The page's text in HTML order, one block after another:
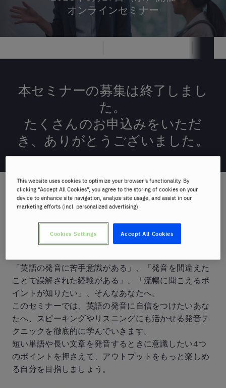
オンラインセミナー
本セミナーの募集は終了しまし
た。
たくさんのお申込みをいただ
き、ありがとうございました。
セミナー概要
発音のエキスパート直伝！流暢に聞こえる発音のポイ
「英語の発音に苦手意識がある」、「発音を間違えた
ことで誤解された経験がある」、「流暢に聞こえるポ
イントが知りたい」、そんなあなたへ。
このセミナーでは、英語の発音に自信をつけたいあな
たへ、スピーキングやリスニングにも活かせる発音テ
クニックを徹底的に学んでいきます。
短い単語や長い文章を発音するときに意識したい4つ
のポイントを押さえて、アウトプットをもっと楽しめ
る自分を目指しましょう。
This website uses cookies to optimize your browser’s functionality. By
clicking “Accept All Cookies”, you agree to the storing of cookies on your
device to enhance site navigation, analyze site usage, and assist in our
marketing efforts (incl. personalized advertising).
Accept All Cookies
Cookies Settings